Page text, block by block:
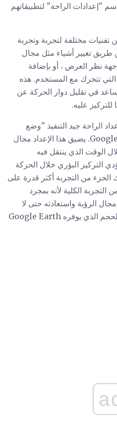
"إعدادات الراحة" لتطبيقاتهم
تقنيات مختلفة لتجربة وتجربة
تغيير أشياء مثل مجال
نظر العرض ، أو بإضافة
التي تتحرك مع المستخدم. هذه
في تقليل دوار الحركة عن
عليه.
الراحة جيد التنفيذ "وضع
الراحة" المتاح في Google Earth VR. يضيق هذا الإعداد مجال
الوقت الذي ينتقل فيه
التركيز البؤري خلال الحركة
الجزء من التجربة أكثر قدرة على
الكلية لأنه بمجرد
الرؤية واستعادته حتى لا
يفوت المستخدم على مقياس الحجم الذي يوفره Google Earth